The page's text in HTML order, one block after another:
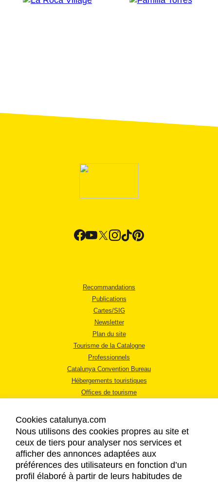
Recommandations
Publications
Cartes/SIG
Newsletter
Plan du site
Tourisme de la Catalogne
Professionnels
Catalunya Convention Bureau
Hébergements touristiques
Offices de tourisme
MENTIONS LÉGALES
RÈGLES DE CONFIDENTIALITÉ
Cookies catalunya.com
Nous utilisons des cookies propres au site et
ceux de tiers pour analyser nos services et
afficher des annonces adaptées aux
préférences des utilisateurs en fonction d’un
profil élaboré à partir de leurs habitudes de